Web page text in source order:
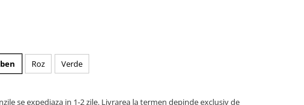
Roz Verde
se expediaza in 1-2 zile. Livrarea la termen depinde exclusiv de